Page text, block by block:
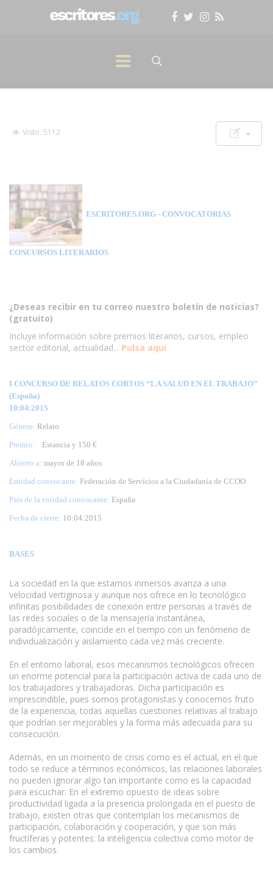
Visto: 5112
ESCRITORES.ORG - CONVOCATORIAS
CONCURSOS LITERARIOS
¿Deseas recibir en tu correo nuestro boletín de noticias?
(gratuito)
Incluye información sobre premios literarios, cursos, empleo
sector editorial, actualidad... Pulsa aqui
I CONCURSO DE RELATOS CORTOS “LA SALUD EN EL TRABAJO”
(España)
10:04:2015
Género: Relato
Premio: Estancia y 150 €
Abierto a: mayor de 18 años
Entidad convocante: Federación de Servicios a la Ciudadanía de CCOO
País de la entidad convocante: España
Fecha de cierre: 10:04:2015
BASES
La sociedad en la que estamos inmersos avanza a una
velocidad vertiginosa y aunque nos ofrece en lo tecnológico
infinitas posibilidades de conexión entre personas a través de
las redes sociales o de la mensajería instantánea,
paradójicamente, coincide en el tiempo con un fenómeno de
individualización y aislamiento cada vez más creciente.
En el entorno laboral, esos mecanismos tecnológicos ofrecen
un enorme potencial para la participación activa de cada uno de
los trabajadores y trabajadoras. Dicha participación es
imprescindible, pues somos protagonistas y conocemos fruto
de la experiencia, todas aquellas cuestiones relativas al trabajo
que podrían ser mejorables y la forma más adecuada para su
consecución.
Además, en un momento de crisis como es el actual, en el que
todo se reduce a términos económicos, las relaciones laborales
no pueden ignorar algo tan importante como es la capacidad
para escuchar. En el extremo opuesto de ideas sobre
productividad ligada a la presencia prolongada en el puesto de
trabajo, existen otras que contemplan los mecanismos de
participación, colaboración y cooperación, y que son más
fructíferas y potentes: la inteligencia colectiva como motor de
los cambios.